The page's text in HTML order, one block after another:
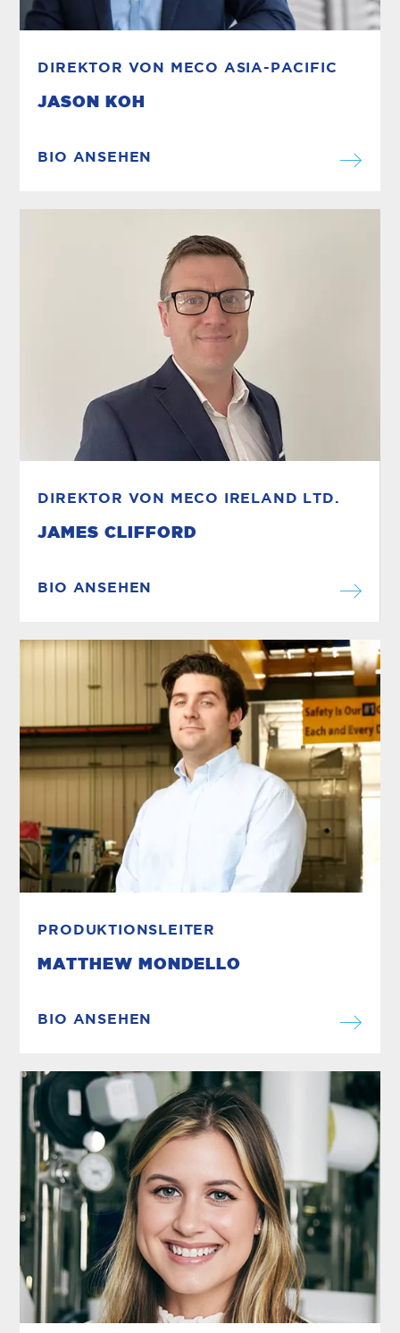
DIREKTOR VON MECO ASIA-PACIFIC
JASON KOH
BIO ANSEHEN
DIREKTOR VON MECO IRELAND LTD.
JAMES CLIFFORD
BIO ANSEHEN
PRODUKTIONSLEITER
MATTHEW MONDELLO
BIO ANSEHEN